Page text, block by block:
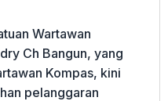
Wartawan
Ch Bangun, yang
Kompas, kini
pelanggaran